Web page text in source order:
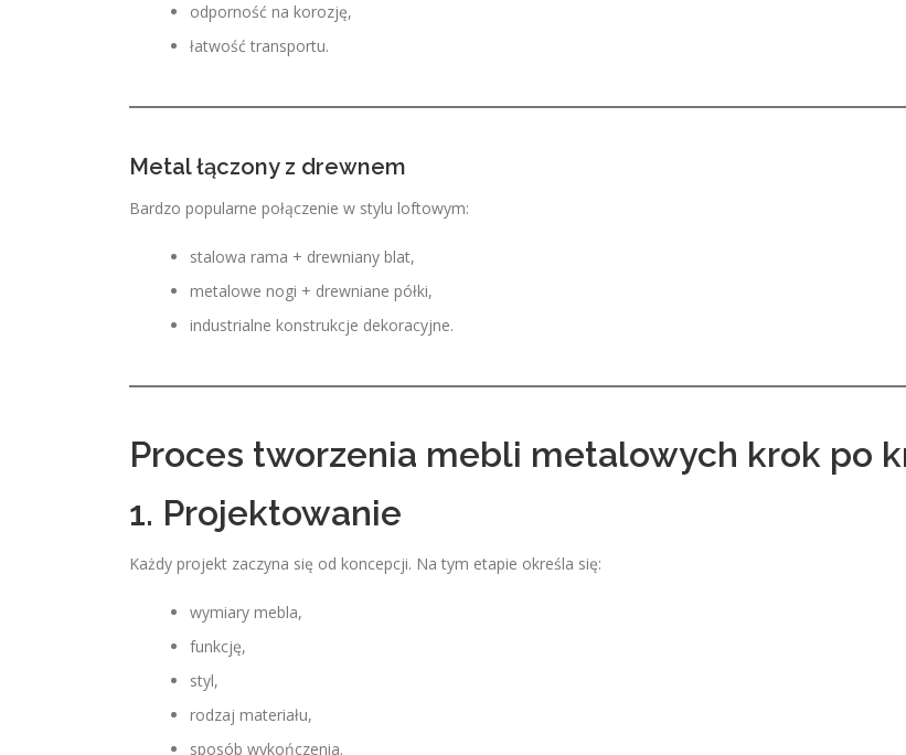
odporność na korozję,
łatwość transportu.
Metal łączony z drewnem
Bardzo popularne połączenie w stylu loftowym:
stalowa rama + drewniany blat,
metalowe nogi + drewniane półki,
industrialne konstrukcje dekoracyjne.
Proces tworzenia mebli metalowych krok po
1. Projektowanie
Każdy projekt zaczyna się od koncepcji. Na tym etapie określa się:
wymiary mebla,
funkcję,
styl,
rodzaj materiału,
sposób wykończenia.